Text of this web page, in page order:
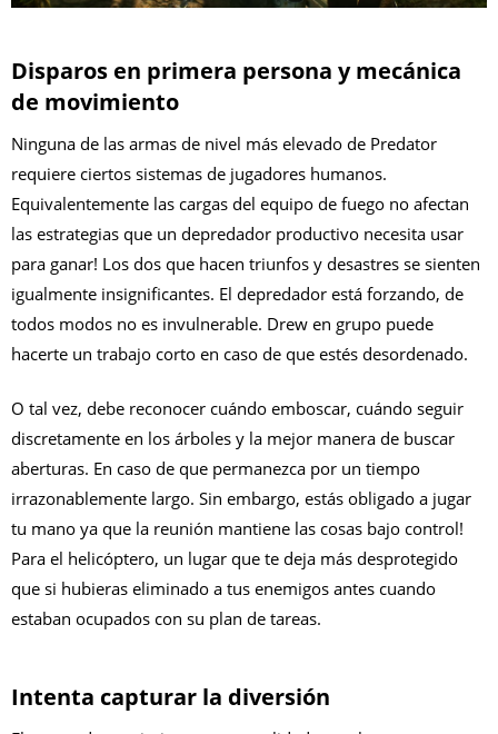
Disparos en primera persona y mecánica
de movimiento
Ninguna de las armas de nivel más elevado de Predator
requiere ciertos sistemas de jugadores humanos.
Equivalentemente las cargas del equipo de fuego no afectan
las estrategias que un depredador productivo necesita usar
para ganar! Los dos que hacen triunfos y desastres se sienten
igualmente insignificantes. El depredador está forzando, de
todos modos no es invulnerable. Drew en grupo puede
hacerte un trabajo corto en caso de que estés desordenado.
O tal vez, debe reconocer cuándo emboscar, cuándo seguir
discretamente en los árboles y la mejor manera de buscar
aberturas. En caso de que permanezca por un tiempo
irrazonablemente largo. Sin embargo, estás obligado a jugar
tu mano ya que la reunión mantiene las cosas bajo control!
Para el helicóptero, un lugar que te deja más desprotegido
que si hubieras eliminado a tus enemigos antes cuando
estaban ocupados con su plan de tareas.
Intenta capturar la diversión